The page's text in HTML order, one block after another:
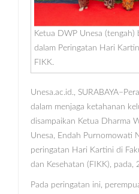
Ketua DWP Unesa (tengah)
dalam Peringatan Hari
FIKK.
Unesa.ac.id.,
dalam menjaga ketahanan
disampaikan Ketua Dharma
Unesa, Endah Purnomowati
peringatan Hari Kartini di
dan Kesehatan (FIKK), pada,
Pada peringatan ini,